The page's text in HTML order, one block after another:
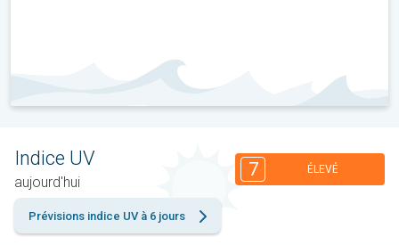
Indice UV
aujourd'hui
7 ÉLEVÉ
Prévisions indice UV à 6 jours